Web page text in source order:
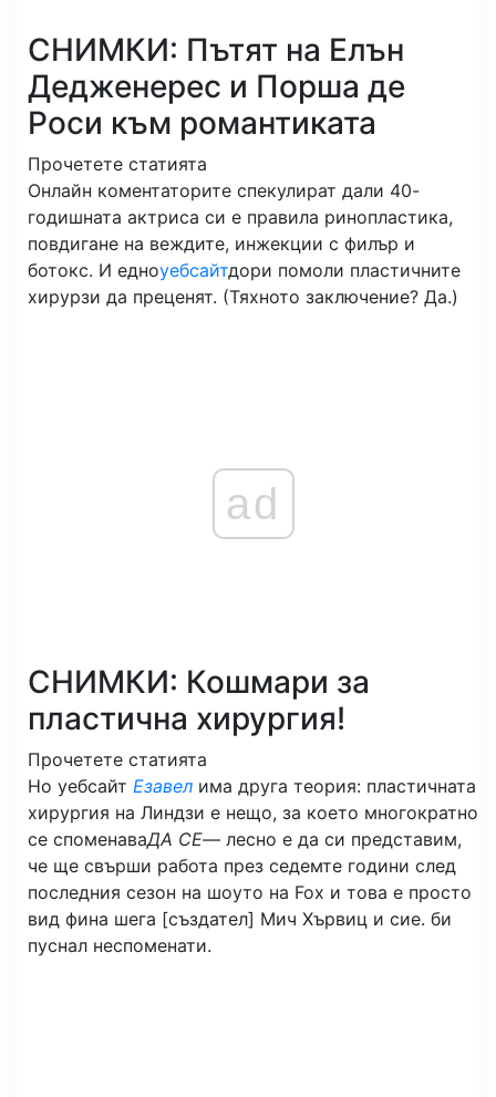
СНИМКИ: Пътят на Елън
Дедженерес и Порша де
Роси към романтиката
Прочетете статията
Онлайн коментаторите спекулират дали 40-
годишната актриса си е правила ринопластика,
повдигане на веждите, инжекции с филър и
ботокс. И едноуебсайтдори помоли пластичните
хирурзи да преценят. (Тяхното заключение? Да.)
ad
СНИМКИ: Кошмари за
пластична хирургия!
Прочетете статията
Но уебсайт Езавел има друга теория: пластичната
хирургия на Линдзи е нещо, за което многократно
се споменаваДА СЕ— лесно е да си представим,
че ще свърши работа през седемте години след
последния сезон на шоуто на Fox и това е просто
вид фина шега [създател] Мич Хървиц и сие. би
пуснал неспоменати.